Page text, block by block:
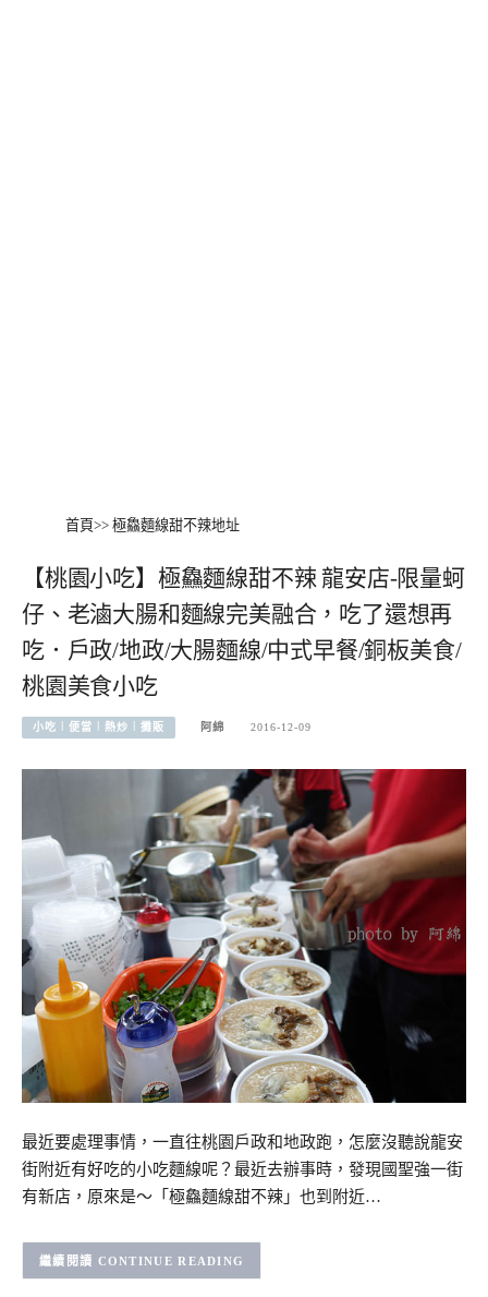
首頁>> 極鱻麵線甜不辣地址
【桃園小吃】極鱻麵線甜不辣 龍安店‬-限量蚵
仔、老滷大腸和麵線完美融合，吃了還想再
吃．戶政/地政/大腸麵線/中式早餐/銅板美食/
桃園美食小吃
小吃︱便當︱熱炒︱攤販 阿綿 2016-12-09
最近要處理事情，一直往桃園戶政和地政跑，怎麼沒聽說龍安
街附近有好吃的小吃麵線呢？最近去辦事時，發現國聖強一街
有新店，原來是～「極鱻麵線甜不辣」也到附近…
CONTINUE READING